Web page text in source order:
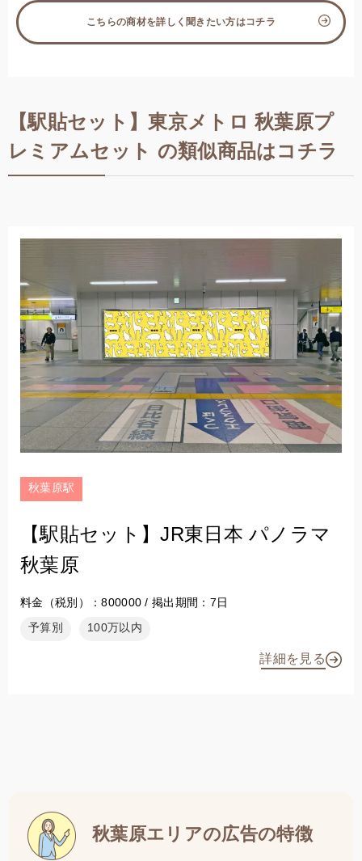
こちらの商材を詳しく聞きたい方はコチラ
【駅貼セット】東京メトロ 秋葉原プ
レミアムセット の類似商品はコチラ
秋葉原駅
【駅貼セット】JR東日本 パノラマ
秋葉原
料金（税別）：800000 / 掲出期間：7日
予算別 100万以内
詳細を見る
秋葉原エリアの広告の特徴